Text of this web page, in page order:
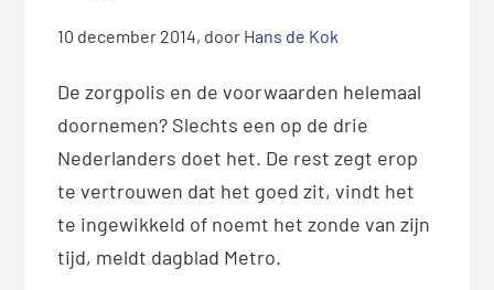
10 december 2014, door Hans de Kok
De zorgpolis en de voorwaarden helemaal
doornemen? Slechts een op de drie
Nederlanders doet het. De rest zegt erop
te vertrouwen dat het goed zit, vindt het
te ingewikkeld of noemt het zonde van zijn
tijd, meldt dagblad Metro.